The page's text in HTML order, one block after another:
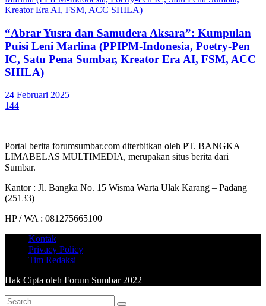
“Abrar Yusra dan Samudera Aksara”: Kumpulan
Puisi Leni Marlina (PPIPM-Indonesia, Poetry-Pen
IC, Satu Pena Sumbar, Kreator Era AI, FSM, ACC
SHILA)
24 Februari 2025
144
Portal berita forumsumbar.com diterbitkan oleh PT. BANGKA
LIMABELAS MULTIMEDIA, merupakan situs berita dari
Sumbar.
Kantor : Jl. Bangka No. 15 Wisma Warta Ulak Karang – Padang
(25133)
HP / WA : 081275665100
Kontak
Privacy Policy
Tim Redaksi
Hak Cipta oleh Forum Sumbar 2022